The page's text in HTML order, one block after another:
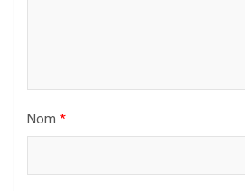
Nom *